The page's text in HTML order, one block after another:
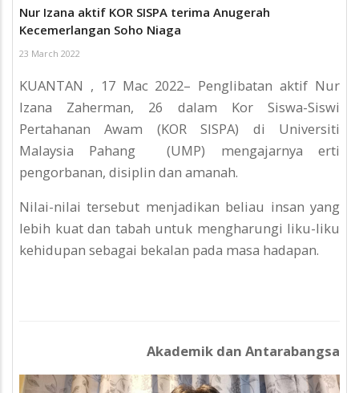
Nur Izana aktif KOR SISPA terima Anugerah
Kecemerlangan Soho Niaga
23 March 2022
KUANTAN , 17 Mac 2022– Penglibatan aktif Nur
Izana Zaherman, 26 dalam Kor Siswa-Siswi
Pertahanan Awam (KOR SISPA) di Universiti
Malaysia Pahang (UMP) mengajarnya erti
pengorbanan, disiplin dan amanah.
Nilai-nilai tersebut menjadikan beliau insan yang
lebih kuat dan tabah untuk mengharungi liku-liku
kehidupan sebagai bekalan pada masa hadapan.
Akademik dan Antarabangsa